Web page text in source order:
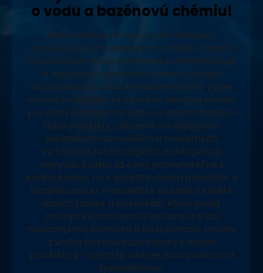
o vodu a bazénovú chémiu!
Naša rodinná firma sa pýši tradíciou,
vysokoškolským vzdelaním v oblasti čistiarní
odpadových vôd a vodárenských technológií
a neustálym zdokonaľovaním v oblasti
starostlivosti o vodu. Ponúkame široký výber
vysoko kvalitných prípravkov vlastnej výroby
pre čistú a bezpečnú vodu vo vašom bazéne.
Naše produkty, založené na najlepších
európskych surovinách a moderných
výrobných technológiách, zabezpečujú
najvyššiu kvalitu za ceny porovnateľné s
konkurenciou, no s garantovaným pôvodom a
bezpečnosťou. Presvedčte sa sami o kvalite
našich tabliet a chemikálií, ktoré prešli
prísnymi kontrolami a testami, a o ich
nepochybnej účinnosti a bezpečnosti. Urobte
z vášho bazéna oázu čistoty s našimi
produktmi – pretože voda je našou vášňou a
špecializáciou.